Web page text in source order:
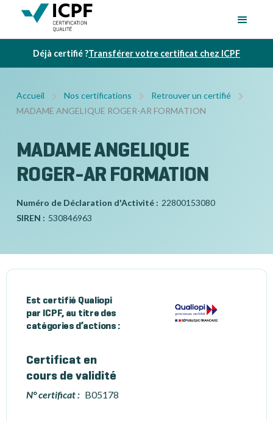
Déjà certifié ?Transférer votre certificat chez ICPF
Accueil Nos certifications
Retrouver un certifié
MADAME ANGELIQUE ROGER-AR FORMATION
MADAME ANGELIQUE
ROGER-AR FORMATION
Numéro de Déclaration d'Activité : 22800153080
SIREN : 530846963
Est certifié Qualiopi
par ICPF, au titre des
catégories d’actions :
Certificat en
cours de validité
N° certificat : B05178